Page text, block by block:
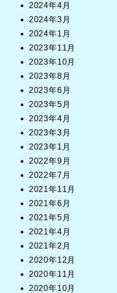
2024年4月
2024年3月
2024年1月
2023年11月
2023年10月
2023年8月
2023年6月
2023年5月
2023年4月
2023年3月
2023年1月
2022年9月
2022年7月
2021年11月
2021年6月
2021年5月
2021年4月
2021年2月
2020年12月
2020年11月
2020年10月